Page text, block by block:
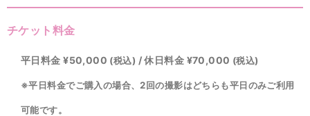
チケット料金
平日料金 ¥50,000 (税込) / 休日料金 ¥70,000 (税込)
※平日料金でご購入の場合、2回の撮影はどちらも平日のみご利用
可能です。